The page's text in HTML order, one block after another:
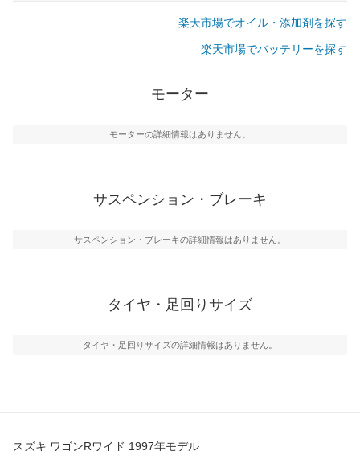
楽天市場でオイル・添加剤を探す
楽天市場でバッテリーを探す
モーター
モーターの詳細情報はありません。
サスペンション・ブレーキ
サスペンション・ブレーキの詳細情報はありません。
タイヤ・足回りサイズ
タイヤ・足回りサイズの詳細情報はありません。
スズキ ワゴンRワイド 1997年モデル